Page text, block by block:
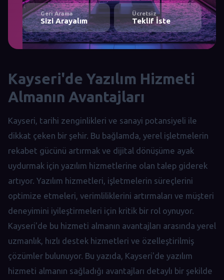
Geri Arama
Sizi Arayalım
Ücretsiz
Teklif İste
Kayseri'de Yazılım Hizmeti
Almanın Avantajları
Kayseri, tarihi zenginlikleri ve sanayi potansiyeli ile
dikkat çeken bir şehir. Bu bağlamda, yerel işletmelerin
rekabet gücünü artırmak ve dijital dönüşüme ayak
uydurmak için yazılım hizmetlerine olan talep giderek
artıyor. Yazılım hizmetleri, işletmelerin süreçlerini
optimize etmeleri, verimliliklerini artırmaları ve müşteri
deneyimini iyileştirmeleri için kritik bir rol oynuyor.
Kayseri'de bu hizmeti almanın avantajları arasında yerel
uzmanlık, hızlı destek hizmetleri ve özelleştirilmiş
çözümler bulunuyor. Bu yazıda, Kayseri'de yazılım
hizmeti almanın sağladığı avantajları detaylı bir şekilde